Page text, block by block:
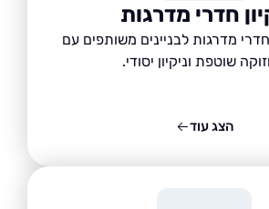
מדרגות
לבניינים משותפים עם
וניקיון יסודי.